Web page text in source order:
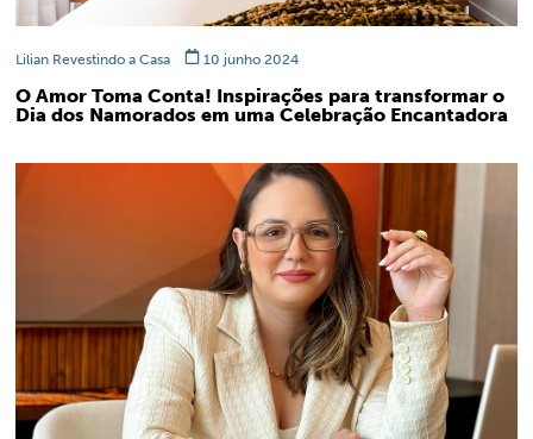
Lilian Revestindo a Casa 10 junho 2024
O Amor Toma Conta! Inspirações para transformar o
Dia dos Namorados em uma Celebração Encantadora